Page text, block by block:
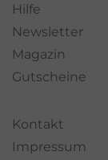
Hilfe
Newsletter
Magazin
Gutscheine
Kontakt
Impressum